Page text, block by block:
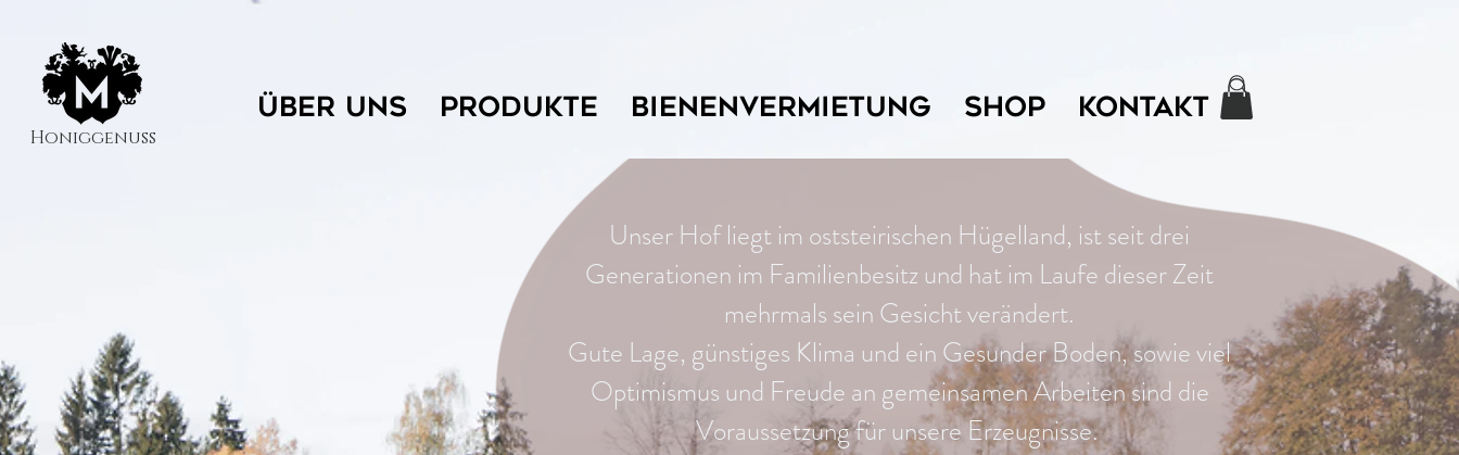
Honiggenuss
ÜBER UNS PRODUKTE BIENENVERMIETUNG SHOP KONTAKT
Unser Hof liegt im oststeirischen Hügelland, ist seit drei
Generationen im Familienbesitz und hat im Laufe dieser Zeit
mehrmals sein Gesicht verändert.
Gute Lage, günstiges Klima und ein Gesunder Boden, sowie viel
Optimismus und Freude an gemeinsamen Arbeiten sind die
Voraussetzung für unsere Erzeugnisse.